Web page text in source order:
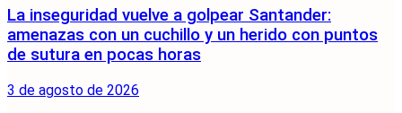
La inseguridad vuelve a golpear Santander:
amenazas con un cuchillo y un herido con puntos
de sutura en pocas horas
3 de agosto de 2026